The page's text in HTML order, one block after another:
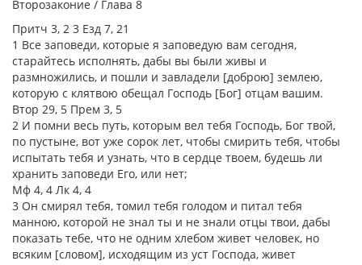
Второзаконие / Глава 8
Притч 3, 2 3 Езд 7, 21
1 Все заповеди, которые я заповедую вам сегодня,
старайтесь исполнять, дабы вы были живы и
размножились, и пошли и завладели [доброю] землею,
которую с клятвою обещал Господь [Бог] отцам вашим.
Втор 29, 5 Прем 3, 5
2 И помни весь путь, которым вел тебя Господь, Бог твой,
по пустыне, вот уже сорок лет, чтобы смирить тебя, чтобы
испытать тебя и узнать, что в сердце твоем, будешь ли
хранить заповеди Его, или нет;
Мф 4, 4 Лк 4, 4
3 Он смирял тебя, томил тебя голодом и питал тебя
манною, которой не знал ты и не знали отцы твои, дабы
показать тебе, что не одним хлебом живет человек, но
всяким [словом], исходящим из уст Господа, живет